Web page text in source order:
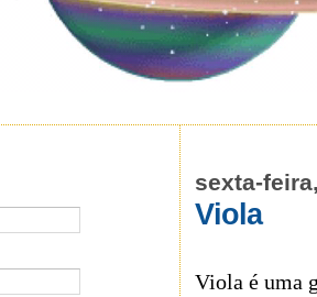
sexta-
Viola
Viola é uma